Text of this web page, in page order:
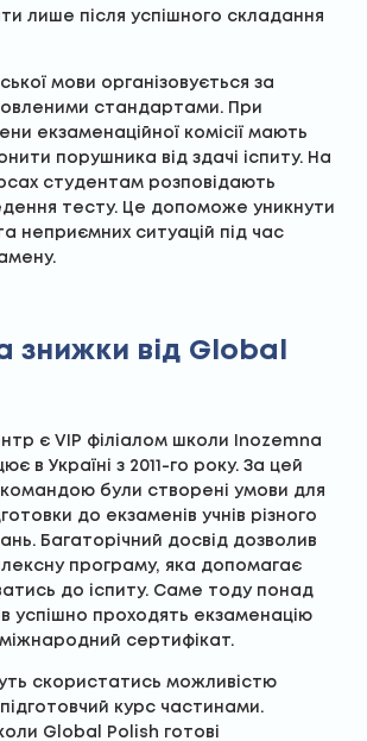
лише після успішного складання
мови організовується за
стандартами. При
екзаменаційної комісії мають
порушника від здачі іспиту. На
студентам розповідають
тесту. Це допоможе уникнути
неприємних ситуацій під час
знижки від Global
є VIP філіалом школи Inozemna
в Україні з 2011-го року. За цей
були створені умови для
до екзаменів учнів різного
Багаторічний досвід дозволив
програму, яка допомагає
до іспиту. Саме тоду понад
успішно проходять екзаменацію
сертифікат.
скористатись можливістю
курс частинами.
Global Polish готові